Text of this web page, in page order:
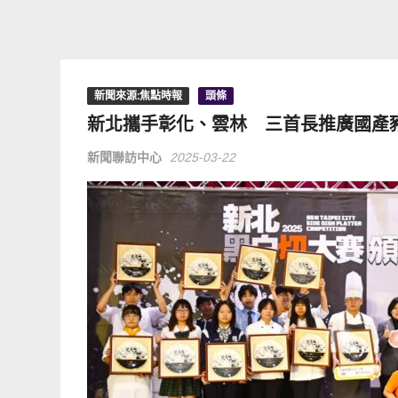
新聞來源:焦點時報 頭條
新北攜手彰化、雲林 三首長推廣國產
新聞聯訪中心 2025-03-22